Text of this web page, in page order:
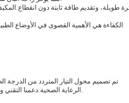
تم تصميم محول التيار المتردد من الدرجة